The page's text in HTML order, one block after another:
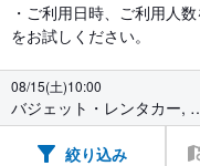
・ご利用日時、ご利用人
をお試しください。
08/15(土)10:00
バジェット・レンタカー,
根出雲駅前店
絞り込み